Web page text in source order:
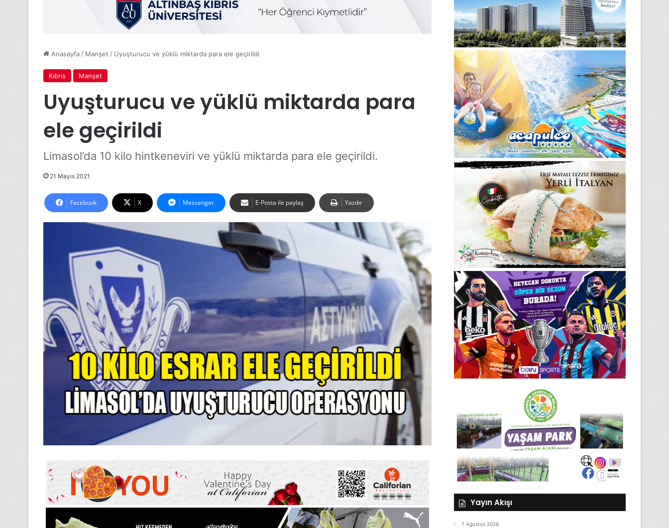
Anasayfa / Manşet / Uyuşturucu ve yüklü miktarda para ele geçirildi
Kıbrıs Manşet
Uyuşturucu ve yüklü miktarda para
ele geçirildi
Limasol’da 10 kilo hintkeneviri ve yüklü miktarda para ele geçirildi.
21 Mayıs 2021
Facebook X Messenger E-Posta ile paylaş Yazdır
Yayın Akışı
7 Ağustos 2026